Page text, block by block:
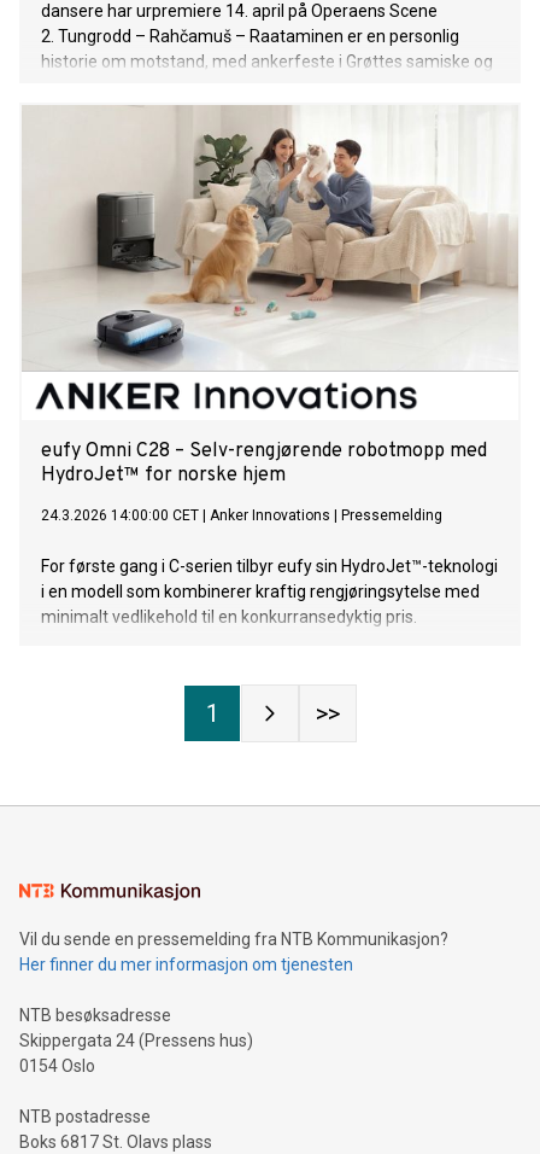
dansere har urpremiere 14. april på Operaens Scene
2. Tungrodd – Rahčamuš – Raataminen er en personlig
historie om motstand, med ankerfeste i Grøttes samiske og
eufy Omni C28 – Selv-rengjørende robotmopp med
HydroJet™ for norske hjem
24.3.2026 14:00:00 CET Anker Innovations Pressemelding
For første gang i C-serien tilbyr eufy sin HydroJet™-teknologi
i en modell som kombinerer kraftig rengjøringsytelse med
minimalt vedlikehold til en konkurransedyktig pris.
1 >>
Vil du sende en pressemelding fra NTB Kommunikasjon?
Her finner du mer informasjon om tjenesten
NTB besøksadresse
Skippergata 24 (Pressens hus)
0154 Oslo
NTB postadresse
Boks 6817 St. Olavs plass